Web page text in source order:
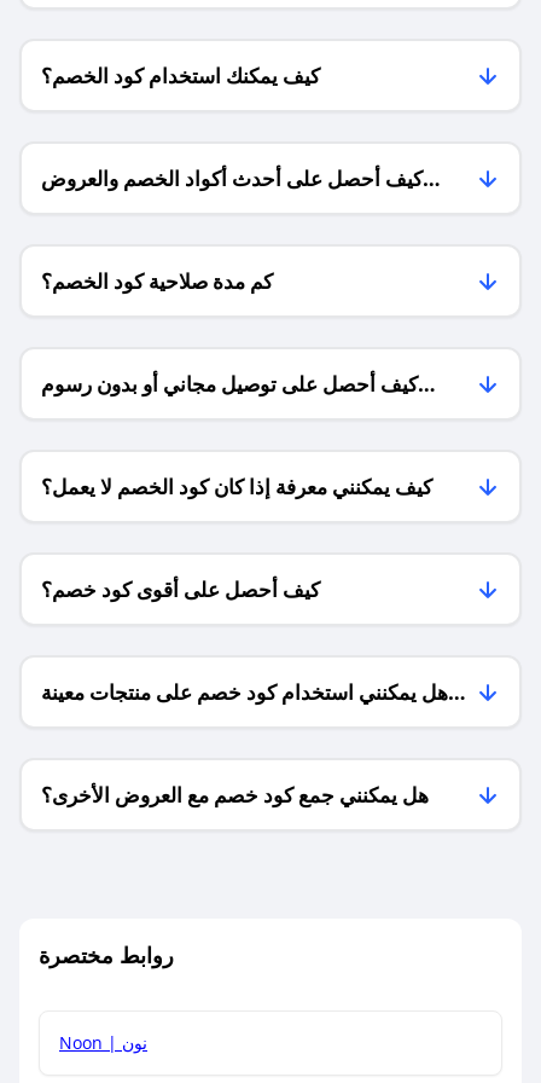
كيف يمكنك استخدام كود الخصم؟
كيف أحصل على أحدث أكواد الخصم والعروض
للمتاجر؟
كم مدة صلاحية كود الخصم؟
كيف أحصل على توصيل مجاني أو بدون رسوم
الشحن ؟
كيف يمكنني معرفة إذا كان كود الخصم لا يعمل؟
كيف أحصل على أقوى كود خصم؟
هل يمكنني استخدام كود خصم على منتجات معينة
فقط؟
هل يمكنني جمع كود خصم مع العروض الأخرى؟
روابط مختصرة
Noon | نون